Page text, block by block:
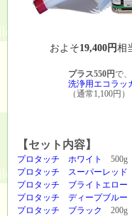
およそ19,400円相
プラス550円で、
洗浄用エコラッ
（通常1,100円
【セット内容】
プロタッチ ホワイト 500g
プロタッチ スーパーレッド
プロタッチ ブライトエロー
プロタッチ ディープブルー
プロタッチ ブラック
200g